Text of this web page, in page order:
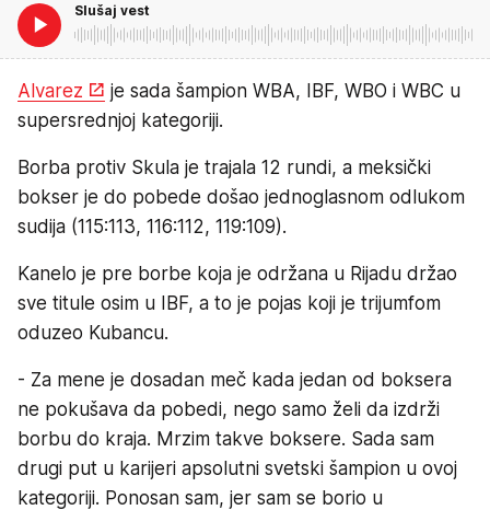
Slušaj vest
Alvarez
je sada šampion WBA, IBF, WBO i WBC u
supersrednjoj kategoriji.
Borba protiv Skula je trajala 12 rundi, a meksički
bokser je do pobede došao jednoglasnom odlukom
sudija (115:113, 116:112, 119:109).
Kanelo je pre borbe koja je održana u Rijadu držao
sve titule osim u IBF, a to je pojas koji je trijumfom
oduzeo Kubancu.
- Za mene je dosadan meč kada jedan od boksera
ne pokušava da pobedi, nego samo želi da izdrži
borbu do kraja. Mrzim takve boksere. Sada sam
drugi put u karijeri apsolutni svetski šampion u ovoj
kategoriji. Ponosan sam, jer sam se borio u